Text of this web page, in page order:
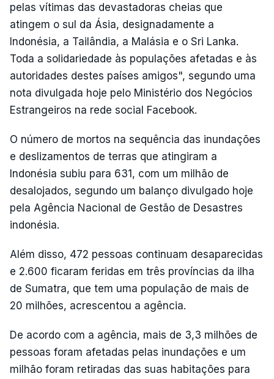
pelas vítimas das devastadoras cheias que
atingem o sul da Ásia, designadamente a
Indonésia, a Tailândia, a Malásia e o Sri Lanka.
Toda a solidariedade às populações afetadas e às
autoridades destes países amigos", segundo uma
nota divulgada hoje pelo Ministério dos Negócios
Estrangeiros na rede social Facebook.
O número de mortos na sequência das inundações
e deslizamentos de terras que atingiram a
Indonésia subiu para 631, com um milhão de
desalojados, segundo um balanço divulgado hoje
pela Agência Nacional de Gestão de Desastres
indonésia.
Além disso, 472 pessoas continuam desaparecidas
e 2.600 ficaram feridas em três províncias da ilha
de Sumatra, que tem uma população de mais de
20 milhões, acrescentou a agência.
De acordo com a agência, mais de 3,3 milhões de
pessoas foram afetadas pelas inundações e um
milhão foram retiradas das suas habitações para